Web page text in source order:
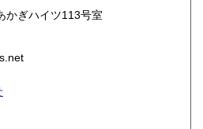
円 広島県
かぎハイツ113号室